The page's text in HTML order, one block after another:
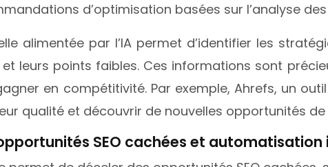
d’optimisation basées sur l’analyse
alimentée par l’IA permet d’identifier les
et leurs points faibles. Ces informations sont
en compétitivité. Par exemple, Ahrefs, un
qualité et découvrir de nouvelles opportunités
SEO cachées et